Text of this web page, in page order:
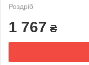
Роздріб
1 767 ₴